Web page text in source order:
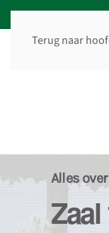
Terug naar
Alles over